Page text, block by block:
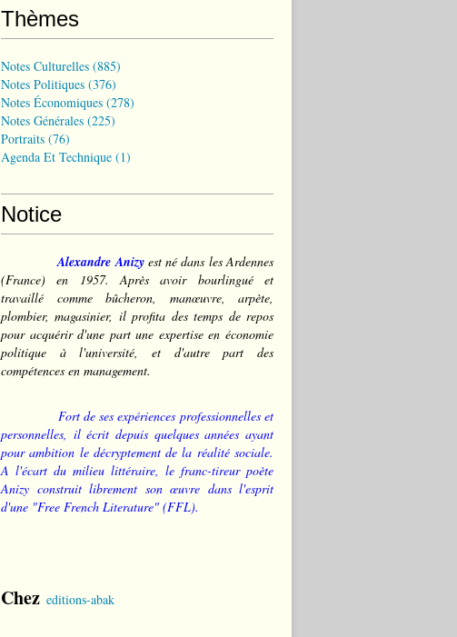
Thèmes
Notes Culturelles (885)
Notes Politiques (376)
Notes Économiques (278)
Notes Générales (225)
Portraits (76)
Agenda Et Technique (1)
Notice
Alexandre Anizy est né dans les Ardennes
(France) en 1957. Après avoir bourlingué et
travaillé comme bûcheron, manœuvre, arpète,
plombier, magasinier, il profita des temps de repos
pour acquérir d'une part une expertise en économie
politique à l'université, et d'autre part des
compétences en management.
Fort de ses expériences professionnelles et
personnelles, il écrit depuis quelques années ayant
pour ambition le décryptement de la réalité sociale.
A l'écart du milieu littéraire, le franc-tireur poète
Anizy construit librement son œuvre dans l'esprit
d'une "Free French Literature" (FFL).
Chez editions-abak